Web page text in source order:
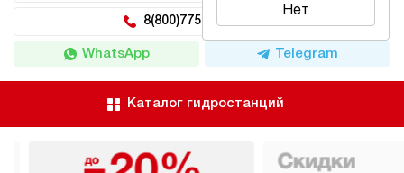
Нет
8(800)775-04-62 доб 2
WhatsApp Telegram
Каталог гидростанций